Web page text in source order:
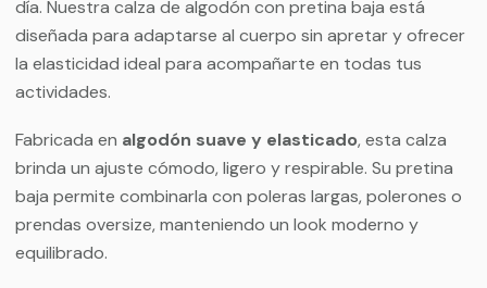
día. Nuestra calza de algodón con pretina baja está
diseñada para adaptarse al cuerpo sin apretar y ofrecer
la elasticidad ideal para acompañarte en todas tus
actividades.
Fabricada en algodón suave y elasticado, esta calza
brinda un ajuste cómodo, ligero y respirable. Su pretina
baja permite combinarla con poleras largas, polerones o
prendas oversize, manteniendo un look moderno y
equilibrado.